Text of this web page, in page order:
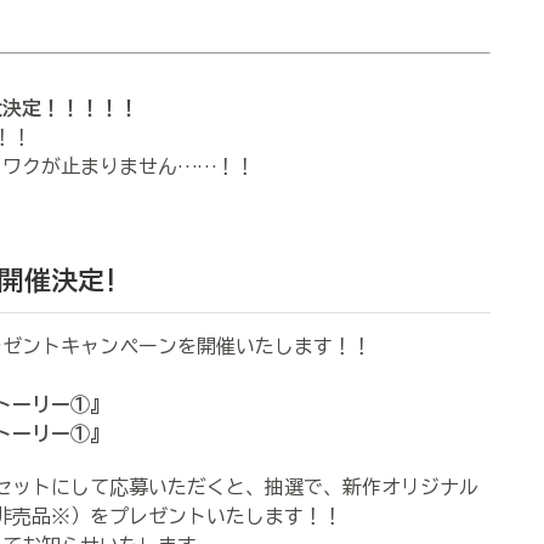
定！！！！！
！
クが止まりません……！！
催決定!
トキャンペーンを開催いたします！！
ーリー①』
ーリー①』
ットにして応募いただくと、抽選で、新作オリジナル
売品※）をプレゼントいたします！！